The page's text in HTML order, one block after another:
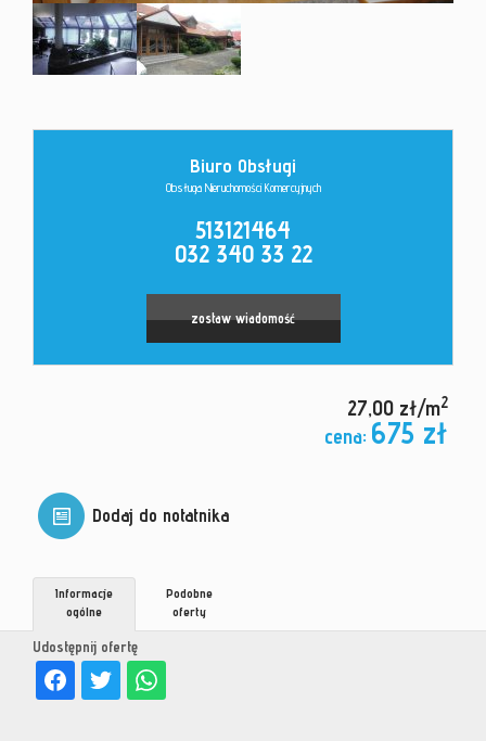
Biuro Obsługi
Obsługa Nieruchomości Komercyjnych
513121464
032 340 33 22
zostaw wiadomość
27,00 zł/m2
cena: 675 zł
Dodaj do notatnika
Udostępnij ofertę
Informacje
ogólne
Podobne
oferty